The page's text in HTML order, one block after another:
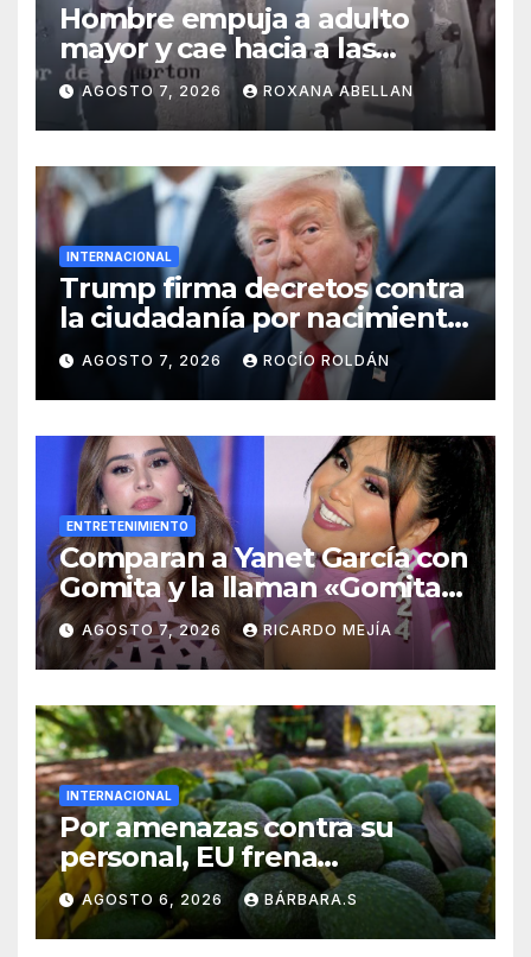
Hombre empuja a adulto
mayor y cae hacia a las
ruedas de tráiler en
Monterrey
AGOSTO 7, 2026 ROXANA ABELLAN
INTERNACIONAL
Trump firma decretos contra
la ciudadanía por nacimiento
y el ‘turismo de maternidad’
AGOSTO 7, 2026 ROCÍO ROLDÁN
ENTRETENIMIENTO
Comparan a Yanet García con
Gomita y la llaman «Gomita
Premium»
AGOSTO 7, 2026 RICARDO MEJÍA
INTERNACIONAL
Por amenazas contra su
personal, EU frena
exportación de aguacate
AGOSTO 6, 2026 BÁRBARA.S